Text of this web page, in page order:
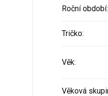
Roční období:
Tričko:
Věk:
Věková